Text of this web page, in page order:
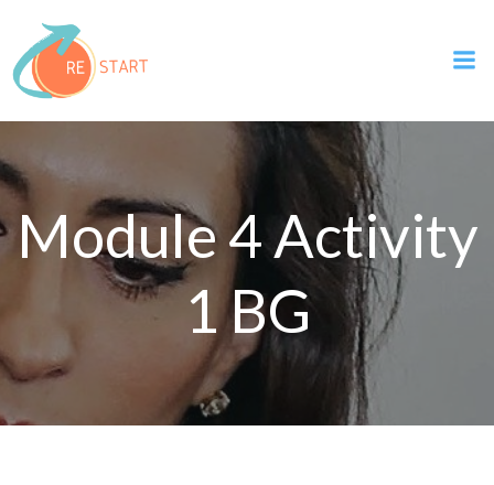
Module 4 Activity
1 BG